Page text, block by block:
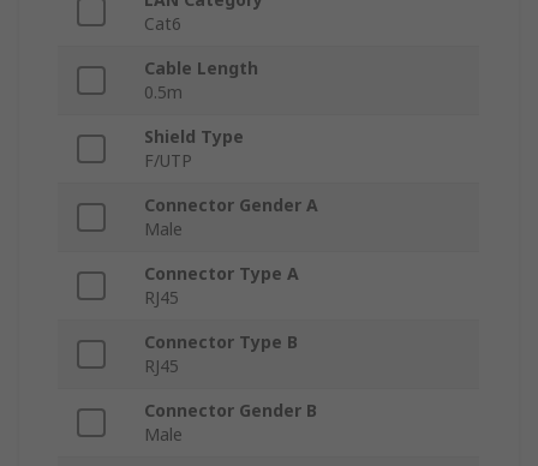
Cat6
Cable Length
0.5m
Shield Type
F/UTP
Connector Gender A
Male
Connector Type A
RJ45
Connector Type B
RJ45
Connector Gender B
Male